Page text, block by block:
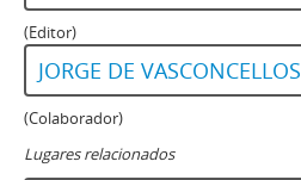
(Editor)
JORGE DE VASCONCELLOS
(Colaborador)
Lugares relacionados